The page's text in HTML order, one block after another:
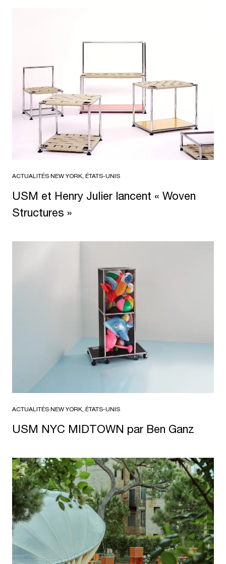
ACTUALITÉS·NEW YORK, ÉTATS-UNIS
USM et Henry Julier lancent « Woven
Structures »
ACTUALITÉS·NEW YORK, ÉTATS-UNIS
USM NYC MIDTOWN par Ben Ganz